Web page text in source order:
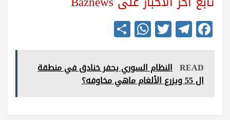
Fa
ce
bo
ok
Te
le
gr
a
m
T
wi
tte
r
W
ha
ts
A
pp
re READ النظام السوري يحفر خنادق في منطقة
ال 55 ويزرع الألغام ماهي مخاوفه؟